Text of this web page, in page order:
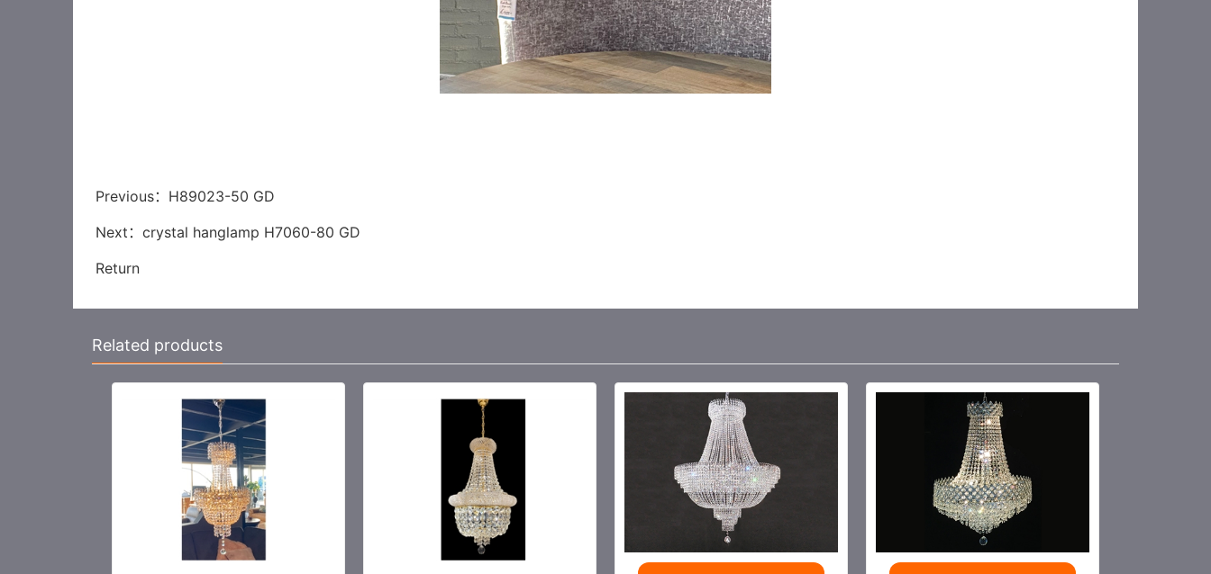
Previous： H89023-50 GD
Next： crystal hanglamp H7060-80 GD
Return
Related products